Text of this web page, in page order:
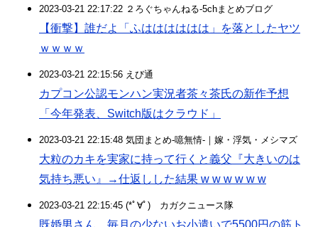
2023-03-21 22:17:22 ２ろぐちゃんねる-5chまとめブログ
【衝撃】誰だよ「ふはははははは」を落としたヤツ
ｗｗｗｗ
2023-03-21 22:15:56 えび通
カプコン公認モンハン実況者茶々茶氏の新作予想
「今年発表、Switch版はクラウド」
2023-03-21 22:15:48 気団まとめ-噫無情-｜嫁・浮気・メシマズ
大粒のカキを実家に持って行くと義父『大きいのは
気持ち悪い』→仕返しした結果 w w w w w w
2023-03-21 22:15:45 (*ﾟ∀ﾟ)ゞカガクニュース隊
既婚男さん、毎月の少ないお小遣いで5500円の筋ト